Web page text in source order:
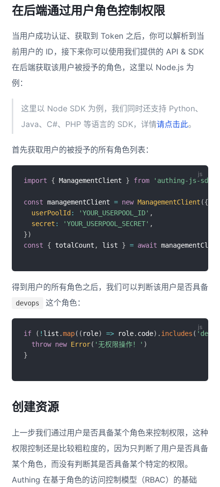
在后端通过用户角色控制权限
当用户成功认证、获取到 Token 之后，你可以解析到当
前用户的 ID，接下来你可以使用我们提供的 API & SDK
在后端获取该用户被授予的角色，这里以 Node.js 为
例：
这里以 Node SDK 为例，我们同时还支持 Python、
Java、C#、PHP 等语言的 SDK，详情请点击此。
首先获取用户的被授予的所有角色列表：
import { ManagementClient } from 'authing-js-sdk'
const managementClient = new ManagementClient ({
userPoolId : 'YOUR_USERPOOL_ID' ,
secret : 'YOUR_USERPOOL_SECRET' ,
})
const
{ totalCount , list } = await
得到用户的所有角色之后，我们可以判断该用户是否具备
devops 这个角色：
if ( ! list .map( ( role) => role. code) . includes (
throw new Error( '无权限操作！' )
}
创建资源
上一步我们通过用户是否具备某个角色来控制权限，这种
权限控制还是比较粗粒度的，因为只判断了用户是否具备
某个角色，而没有判断其是否具备某个特定的权限。
Authing 在基于角色的访问控制模型（RBAC）的基础